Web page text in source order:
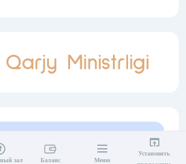
зал Баланс Меню
Установить